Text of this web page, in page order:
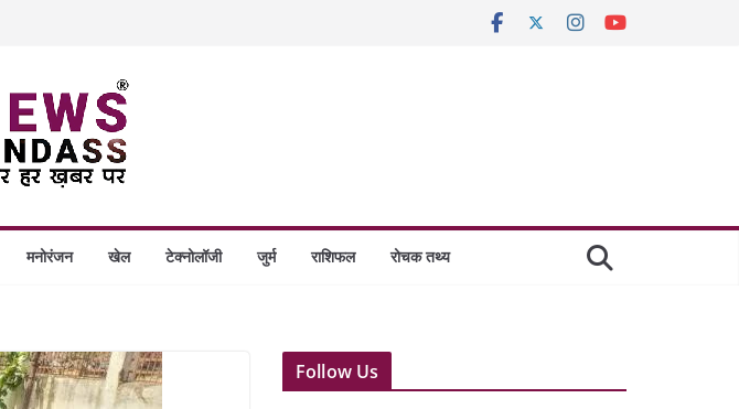
मनोरंजन खेल टेक्नोलॉजी जुर्म राशिफल रोचक तथ्य
Follow Us